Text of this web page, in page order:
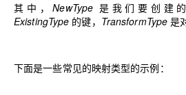
其中，NewType 是我们要创建
ExistingType 的键， TransformType是
下面是一些常见的映射类型的示例：